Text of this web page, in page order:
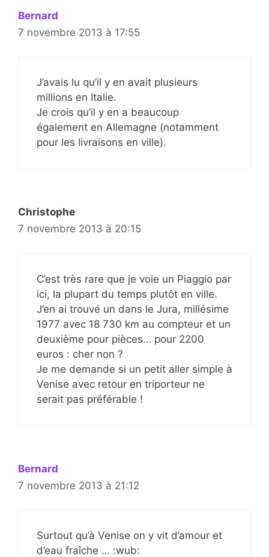
Bernard
7 novembre 2013 à 17:55
J’avais lu qu’il y en avait plusieurs
millions en Italie.
Je crois qu’il y en a beaucoup
également en Allemagne (notamment
pour les livraisons en ville).
Christophe
7 novembre 2013 à 20:15
C’est très rare que je voie un Piaggio par
ici, la plupart du temps plutôt en ville.
J’en ai trouvé un dans le Jura, millésime
1977 avec 18 730 km au compteur et un
deuxième pour pièces… pour 2200
euros : cher non ?
Je me demande si un petit aller simple à
Venise avec retour en triporteur ne
serait pas préférable !
Bernard
7 novembre 2013 à 21:12
Surtout qu’à Venise on y vit d’amour et
d’eau fraîche … :wub: